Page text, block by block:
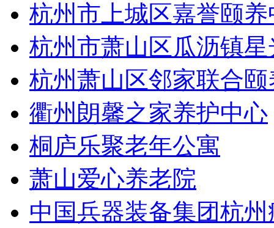
杭州市上城区嘉誉颐养
杭州市萧山区瓜沥镇
杭州萧山区邻家联合颐
衢州朗馨之家养护中心
桐庐乐聚老年公寓
萧山爱心养老院
中国兵器装备集团杭